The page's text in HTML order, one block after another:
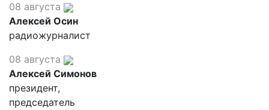
08 августа
Алексей Осин
радиожурналист
08 августа
Алексей Симонов
президент,
председатель